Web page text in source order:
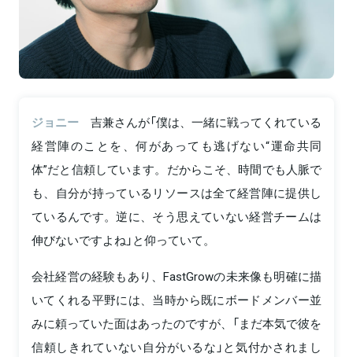
ジョニー
吉兼さんが「僕は、一緒に戦ってくれている
経営陣のことを、何があっても逃げない“運命共同
体”だと信頼しています。だからこそ、時間でも人脈で
も、自分が持っているリソースは全て経営陣に提供し
ているんです。逆に、そう思えていない経営チームは
伸びないですよね」と仰っていて。
会社経営の経験もあり、FastGrowの未来像も明確に描
いてくれる平野には、当時から既にボードメンバー並
みに頼っていた面はあったのですが、「まだ本気で彼を
信頼しきれていない自分がいるな」と気付かされまし